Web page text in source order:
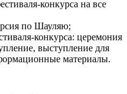
конкурса на все
по Шауляю;
конкурса: церемония
выступление для
материалы.